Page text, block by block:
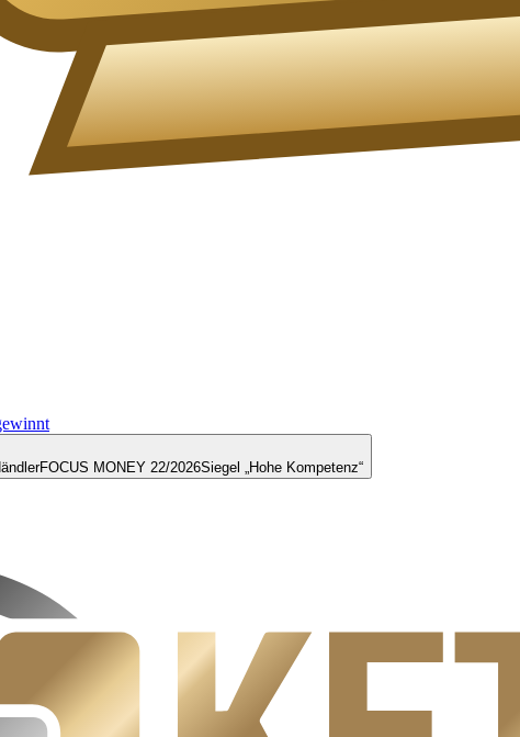
FOCUS MONEY 22/2026Siegel „Hohe Kompetenz“